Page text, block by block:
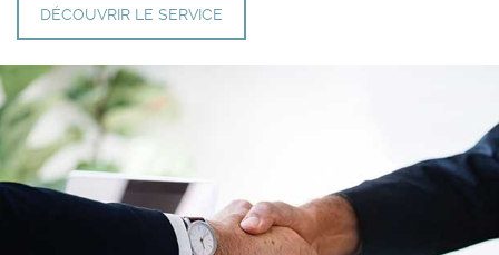
DÉCOUVRIR LE SERVICE